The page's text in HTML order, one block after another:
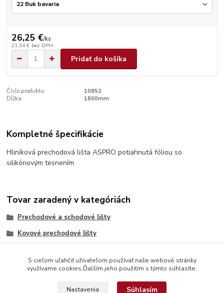
26,25 €/ks
21,34 € bez DPH
Pridať do košíka
Číslo produktu:
10852
Dĺžka:
1800mm
Kompletné špecifikácie
Hliníková prechodová lišta ASPRO potiahnutá fóliou so
silikónovým tesnením
Tovar zaradený v kategóriách
Prechodové a schodové lišty
Kovové prechodové lišty
S cieľom uľahčiť užívateľom používať naše webové stránky
využívame cookies.Ďalším jeho použitím s týmto súhlasíte.
Nastavenia Súhlasím